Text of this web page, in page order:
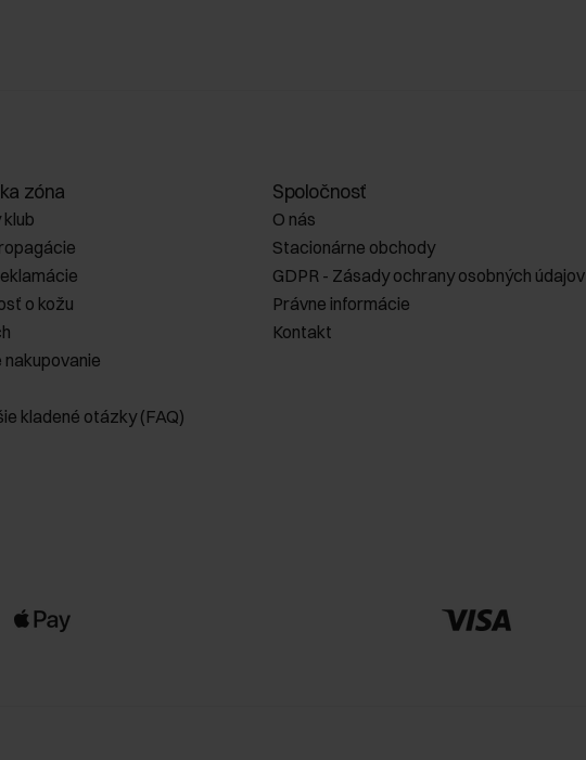
zóna
o kožu
kladené otázky (FAQ)
Spoločnosť
O nás
Stacionárne obchody
GDPR - Zásady ochrany osobných údajov
Právne informácie
Kontakt